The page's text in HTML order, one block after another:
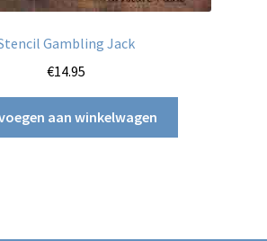
Gambling Jack
€14.95
aan winkelwagen